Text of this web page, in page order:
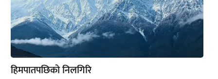
हिमपातपछिको निलगिरि